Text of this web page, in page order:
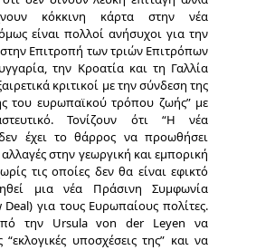
κόκκινη κάρτα στην νέα
είναι πολλοί ανήσυχοι για την
Επιτροπή των τριών Επιτρόπων
την Κροατία και τη Γαλλία
κριτικοί με την σύνδεση της
του ευρωπαϊκού τρόπου ζωής” με
Τονίζουν ότι “Η νέα
έχει το θάρρος να προωθήσει
στην γεωργική και εμπορική
τις οποίες δεν θα είναι εφικτό
μια νέα Πράσινη Συμφωνία
Deal) για τους Ευρωπαίους πολίτες.
την Ursula von der Leyen να
“εκλογικές υποσχέσεις της” και να